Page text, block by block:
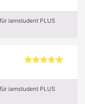
iamstudent PLUS
iamstudent PLUS